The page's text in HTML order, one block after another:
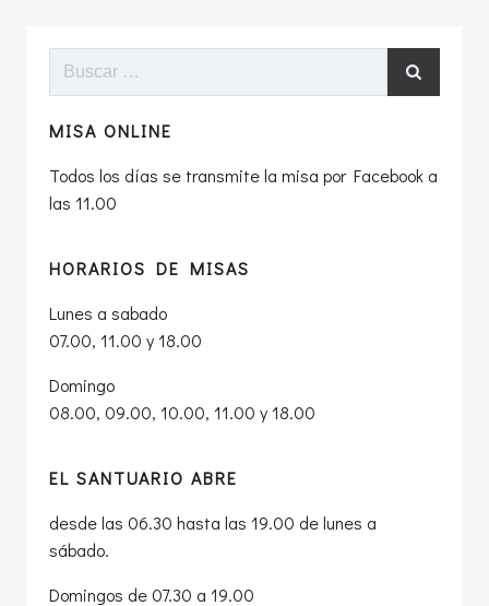
las
entradas
las
Buscar:
MISA ONLINE
Todos los días se transmite la misa por Facebook a
las 11.00
HORARIOS DE MISAS
Lunes a sabado
07.00, 11.00 y 18.00
Domingo
08.00, 09.00, 10.00, 11.00 y 18.00
EL SANTUARIO ABRE
desde las 06.30 hasta las 19.00 de lunes a
sábado.
Domingos de 07.30 a 19.00